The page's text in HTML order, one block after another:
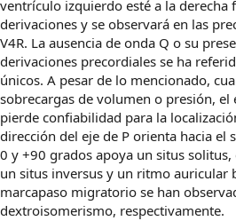
ventrículo izquierdo esté a la derecha
derivaciones y se observará en las
V4R. La ausencia de onda Q o su
derivaciones precordiales se ha
únicos. A pesar de lo mencionado,
sobrecargas de volumen o presión,
pierde confiabilidad para la
dirección del eje de P orienta hacia el
0 y +90 grados apoya un situs
un situs inversus y un ritmo auricular
marcapaso migratorio se han
dextroisomerismo, respectivamente.